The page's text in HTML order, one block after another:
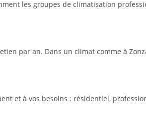
les groupes de climatisation
par an. Dans un climat comme à
et à vos besoins : résidentiel,